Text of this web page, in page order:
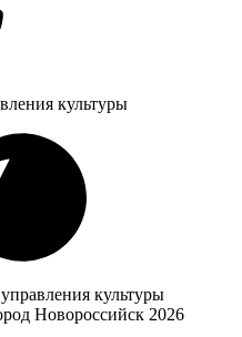
культуры
культуры
Новороссийск 2026